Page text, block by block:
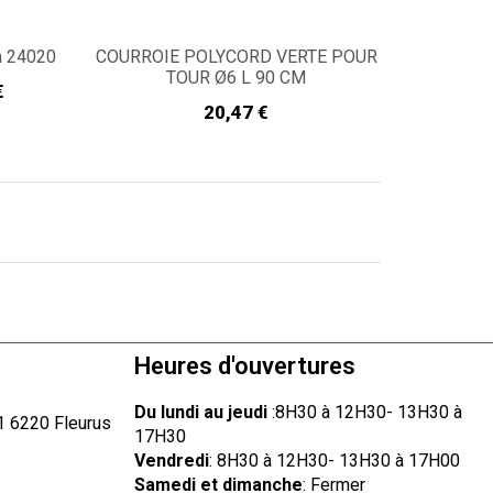
24020
COURROIE POLYCORD VERTE POUR
TOUR Ø6 L 90 CM
Prix
20,47 €
6220 Fleurus
Heures d'ouvertures
Du lundi au jeudi :8H30 à 12H30- 13H30 à
17H30
Vendredi: 8H30 à 12H30- 13H30 à 17H00
Samedi et dimanche: Fermer